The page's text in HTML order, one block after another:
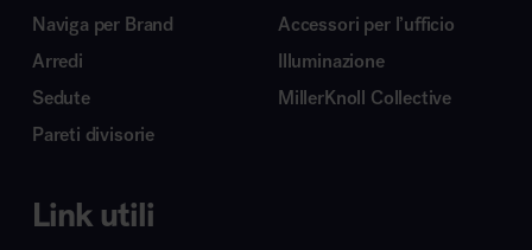
Naviga per Brand
Arredi
Sedute
Pareti divisorie
Accessori per l’ufficio
Illuminazione
MillerKnoll Collective
Link utili